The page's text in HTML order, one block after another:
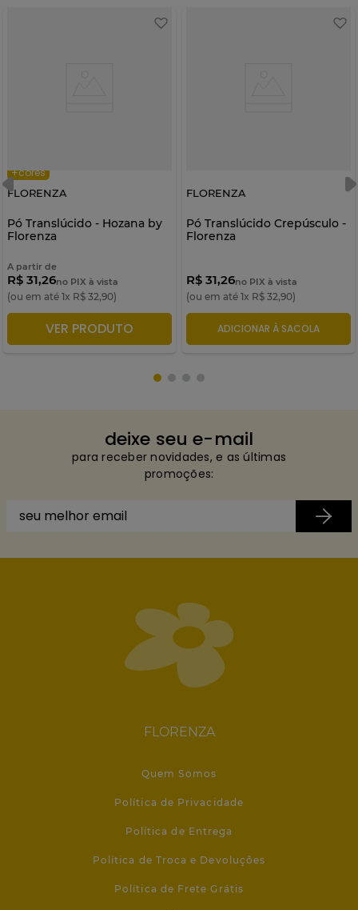
+cores
FLORENZA
Pó Translúcido - Hozana by
Florenza
A partir de
R$ 31,26no PIX à vista
(ou em até 1x R$ 32,90)
ADICIONAR À SACOLA
VER PRODUTO
FLORENZA
Pó Translúcido Crepúsculo -
Florenza
R$ 31,26no PIX à vista
(ou em até 1x R$ 32,90)
ADICIONAR À SACOLA
deixe seu e-mail
para receber novidades, e as últimas
promoções:
FLORENZA
Quem Somos
Política de Privacidade
Política de Entrega
Política de Troca e Devoluções
Política de Frete Grátis